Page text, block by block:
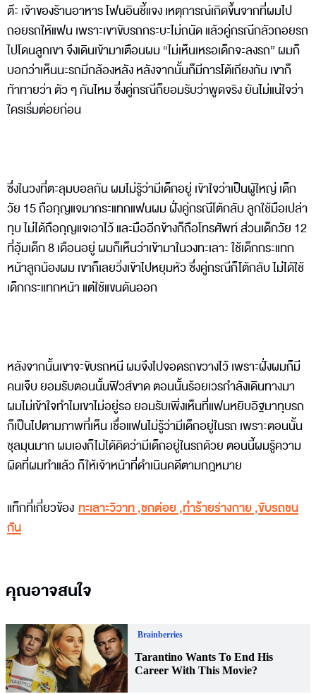
ต๊ะ เจ้าของร้านอาหาร โฟนอินชี้แจง เหตุการณ์เกิดขึ้นจากที่ผมไป
ถอยรถให้แฟน เพราะเขาขับรถกระบะไม่ถนัด แล้วคู่กรณีกลัวถอยรถ
ไปโดนลูกเขา จึงเดินเข้ามาเตือนผม “ไม่เห็นเหรอเด็กจะลงรถ” ผมก็
บอกว่าเห็นนะรถมีกล้องหลัง หลังจากนั้นก็มีการโต้เถียงกัน เขาก็
ท้าทายว่า ตัว ๆ กันไหม ซึ่งคู่กรณีก็ยอมรับว่าพูดจริง ยันไม่แน่ใจว่า
ใครเริ่มต่อยก่อน
ซึ่งในวงที่ตะลุมบอลกัน ผมไม่รู้ว่ามีเด็กอยู่ เข้าใจว่าเป็นผู้ใหญ่ เด็ก
วัย 15 ถือกุญแจมากระแทกแฟนผม ฝั่งคู่กรณีโต้กลับ ลูกใช้มือเปล่า
ทุบ ไม่ได้ถือกุญแจเอาไว้ และมืออีกข้างก็ถือโทรศัพท์ ส่วนเด็กวัย 12
ที่อุ้มเด็ก 8 เดือนอยู่ ผมก็เห็นว่าเข้ามาในวงทะเลาะ ใช้เด็กกระแทก
หน้าลูกน้องผม เขาก็เลยวิ่งเข้าไปหยุมหัว ซึ่งคู่กรณีก็โต้กลับ ไม่ได้ใช้
เด็กกระแทกหน้า แต่ใช้แขนดันออก
หลังจากนั้นเขาจะขับรถหนี ผมจึงไปจอดรถขวางไว้ เพราะฝั่งผมก็มี
คนเจ็บ ยอมรับตอนนั้นฟิวส์ขาด ตอนนั้นร้อยเวรกำลังเดินทางมา
ผมไม่เข้าใจทำไมเขาไม่อยู่รอ ยอมรับเพิ่งเห็นที่แฟนหยิบอิฐมาทุบรถ
ก็เป็นไปตามภาพที่เห็น เชื่อแฟนไม่รู้ว่ามีเด็กอยู่ในรถ เพราะตอนนั้น
ชุลมุนมาก ผมเองก็ไม่ได้คิดว่ามีเด็กอยู่ในรถด้วย ตอนนี้ผมรู้ความ
ผิดที่ผมทำแล้ว ก็ให้เจ้าหน้าที่ดำเนินคดีตามกฎหมาย
แท็กที่เกี่ยวข้อง ทะเลาะวิวาท,ชกต่อย,ทำร้ายร่างกาย,ขับรถชน
กัน
คุณอาจสนใจ